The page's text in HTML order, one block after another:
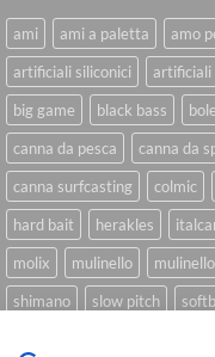
ami ami a paletta amo
artificiali siliconici
artificiali
big game
black bass
canna da pesca
canna da
canna surfcasting
colmic
hard bait
herakles
molix
mulinello
shimano
slow pitch